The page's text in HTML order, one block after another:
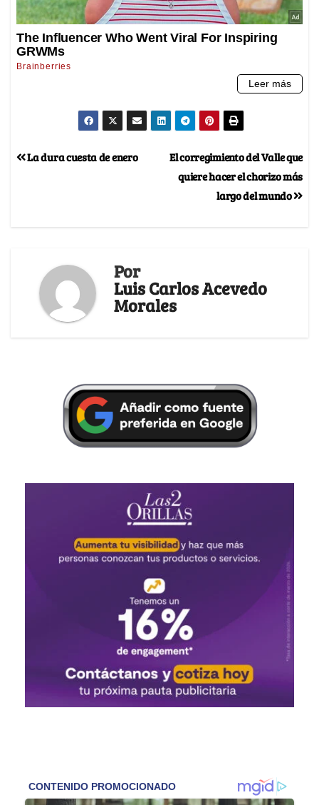
El corregimiento del Valle que
quiere hacer el chorizo más
largo del mundo
La dura cuesta de enero
Por
Luis Carlos Acevedo
Morales